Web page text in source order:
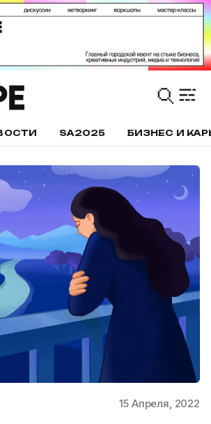
SA2025 БИЗНЕС И
15 Апреля, 2022